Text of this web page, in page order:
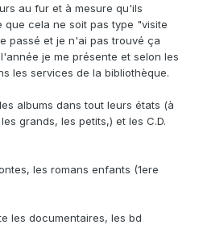
au fur et à mesure qu'ils
cela ne soit pas type "visite
passé et je n'ai pas trouvé ça
je me présente et selon les
les services de la bibliothèque.
albums dans tout leurs états (à
grands, les petits,) et les C.D.
les romans enfants (1ere
les documentaires, les bd